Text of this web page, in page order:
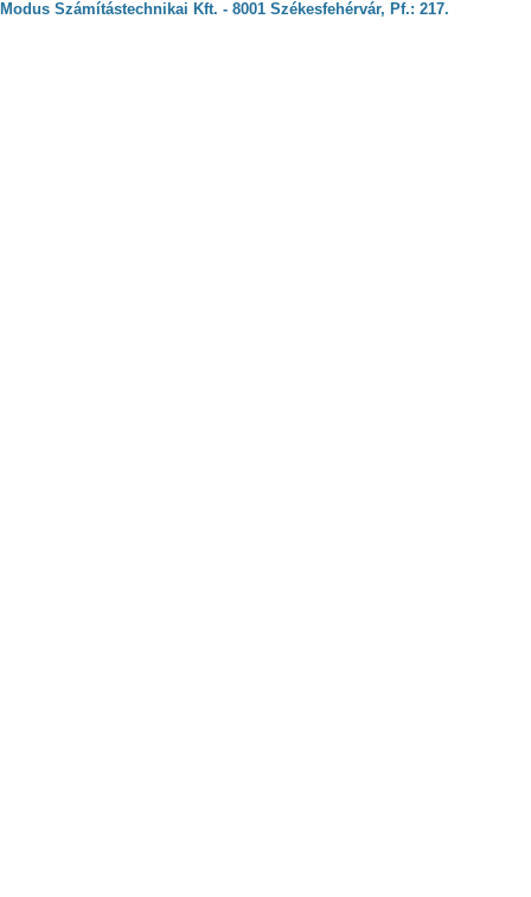
Modus Számítástechnikai Kft. - 8001 Székesfehérvár, Pf.: 217.